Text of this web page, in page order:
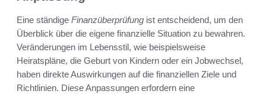
Eine ständige Finanzüberprüfung ist entscheidend, um den
Überblick über die eigene finanzielle Situation zu bewahren.
Veränderungen im Lebensstil, wie beispielsweise
Heiratspläne, die Geburt von Kindern oder ein Jobwechsel,
haben direkte Auswirkungen auf die finanziellen Ziele und
Richtlinien. Diese Anpassungen erfordern eine